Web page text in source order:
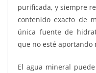
purificada, y siempre
contenido exacto de
única fuente de
que no esté aportando
El agua mineral